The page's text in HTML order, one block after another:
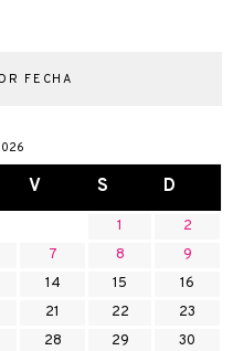
FECHA
V S D
1
2
7 8
9
14 15
16
21 22
23
28 29
30